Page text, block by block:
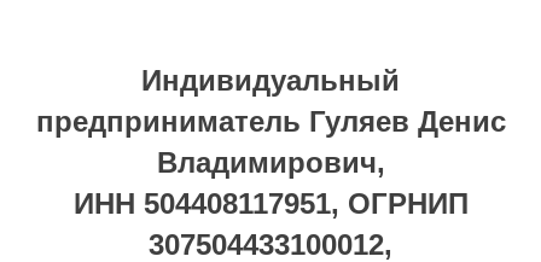
Индивидуальный
предприниматель Гуляев Денис
Владимирович,
ИНН 504408117951, ОГРНИП
307504433100012,